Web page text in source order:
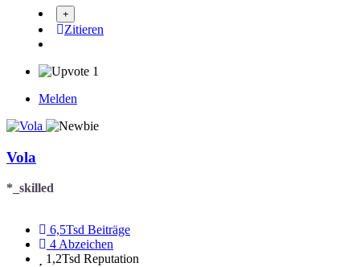
Zitieren
1
Melden
Vola
*_skilled
6,5Tsd Beiträge
4 Abzeichen
1,2Tsd Reputation